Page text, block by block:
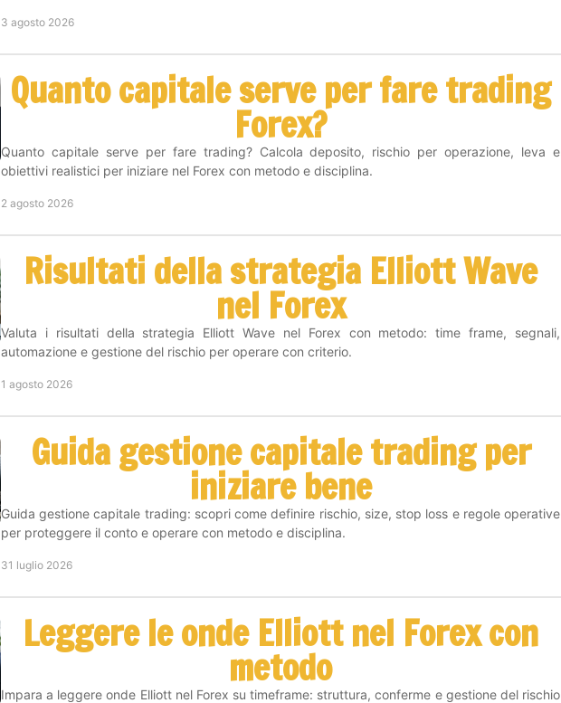
3 agosto 2026
Quanto capitale serve per fare trading
Forex?
Quanto capitale serve per fare trading? Calcola deposito, rischio per operazione, leva e
obiettivi realistici per iniziare nel Forex con metodo e disciplina.
2 agosto 2026
Risultati della strategia Elliott Wave
nel Forex
Valuta i risultati della strategia Elliott Wave nel Forex con metodo: time frame, segnali,
automazione e gestione del rischio per operare con criterio.
1 agosto 2026
Guida gestione capitale trading per
iniziare bene
Guida gestione capitale trading: scopri come definire rischio, size, stop loss e regole operative
per proteggere il conto e operare con metodo e disciplina.
31 luglio 2026
Leggere le onde Elliott nel Forex con
metodo
Impara a leggere onde Elliott nel Forex su timeframe: struttura, conferme e gestione del rischio